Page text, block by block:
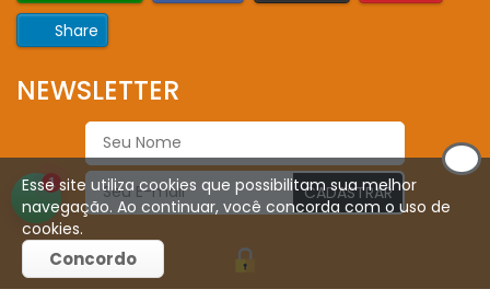
Share
NEWSLETTER
CADASTRAR
1
Esse site utiliza cookies que possibilitam sua melhor
navegação. Ao continuar, você concorda com o uso de
cookies.
Concordo